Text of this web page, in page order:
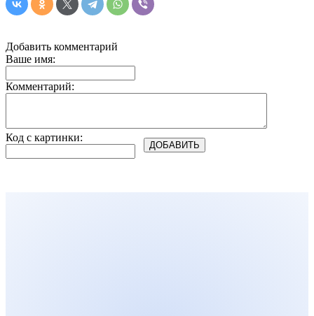
Добавить комментарий
Ваше имя:
Комментарий:
Код с картинки: